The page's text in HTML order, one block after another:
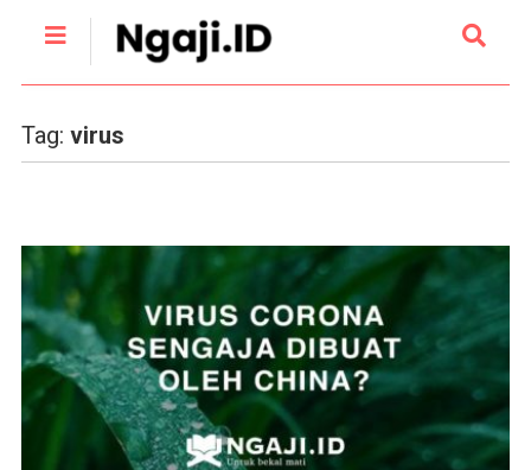
Tag: virus